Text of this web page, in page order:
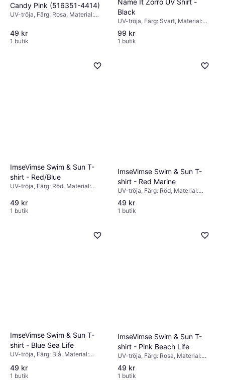
Candy Pink (516351-4414)
UV-tröja, Färg: Rosa, Material:
49 kr
1 butik
Black
UV-tröja, Färg: Svart, Material:
Elastan/Lycra/Spandex, Nylon,
Polyester, Mönster: Enfärgad
99 kr
1 butik
ImseVimse Swim & Sun T-
shirt - Red/Blue
UV-tröja, Färg: Röd, Material:
49 kr
1 butik
ImseVimse Swim & Sun T-
shirt - Red Marine
UV-tröja, Färg: Röd, Material:
Elastan/Lycra/Spandex, Polyamid
49 kr
1 butik
ImseVimse Swim & Sun T-
shirt - Blue Sea Life
UV-tröja, Färg: Blå, Material:
49 kr
1 butik
ImseVimse Swim & Sun T-
shirt - Pink Beach Life
UV-tröja, Färg: Rosa, Material:
Elastan/Lycra/Spandex, Polyamid
49 kr
1 butik